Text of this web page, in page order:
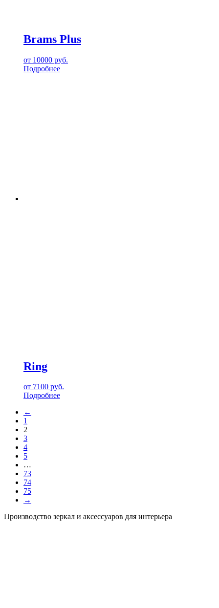
Brams Plus
от 10000 руб.
Подробнее
Ring
от 7100 руб.
Подробнее
←
1
2
3
4
5
…
73
74
75
→
Производство зеркал и аксессуаров для интерьера